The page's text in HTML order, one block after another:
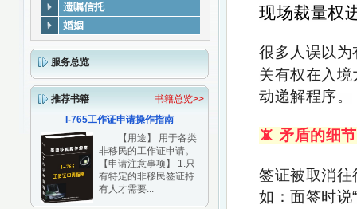
遗嘱信托
婚姻
服务总览
推荐书籍
书籍总览>>
I-765工作证申请操作指南
【用途】 用于各类
非移民的工作证申请。
【申请注意事项】 1.只
有特定的非移民签证持
有人才需要...
现场裁量权
很多人误以
关有权在入境
动递解程序。
📵 矛盾的细
签证被取消
如：面签时说